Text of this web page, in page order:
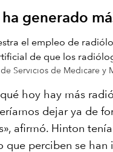
ha generado
Servicios de Medicare y
hoy hay más
dejar ya de
afirmó. Hinton
que perciben se